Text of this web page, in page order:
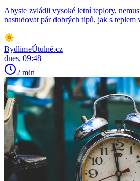
Abyste zvládli vysoké letní teploty,
nastudovat pár dobrých tipů, jak s teplem
BydlímeÚtulně.cz
dnes, 09:48
2 min